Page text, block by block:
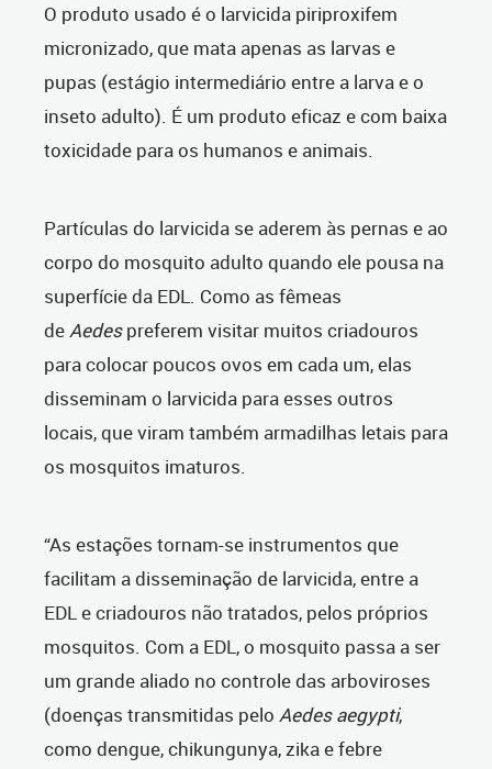
O produto usado é o larvicida piriproxifem
micronizado, que mata apenas as larvas e
pupas (estágio intermediário entre a larva e o
inseto adulto). É um produto eficaz e com baixa
toxicidade para os humanos e animais.
Partículas do larvicida se aderem às pernas e ao
corpo do mosquito adulto quando ele pousa na
superfície da EDL. Como as fêmeas
deAedespreferem visitar muitos criadouros
para colocar poucos ovos em cada um, elas
disseminam o larvicida para esses outros
locais, que viram também armadilhas letais para
os mosquitos imaturos.
“As estações tornam-se instrumentos que
facilitam a disseminação de larvicida, entre a
EDL e criadouros não tratados, pelos próprios
mosquitos. Com a EDL, o mosquito passa a ser
um grande aliado no controle das arboviroses
(doenças transmitidas pelo Aedes aegypti,
como dengue, chikungunya, zika e febre